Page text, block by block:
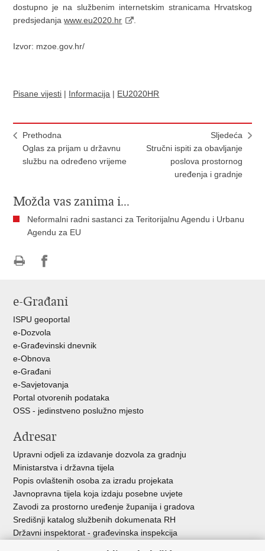
dostupno je na službenim internetskim stranicama Hrvatskog
predsjedanjawww.eu2020.hr .
Izvor: mzoe.gov.hr/
Pisane vijesti | Informacija | EU2020HR
Prethodna
Oglas za prijam u državnu
službu na određeno vrijeme
Sljedeća
Stručni ispiti za obavljanje
poslova prostornog
uređenja i gradnje
Možda vas zanima i...
Neformalni radni sastanci za Teritorijalnu Agendu i Urbanu
Agendu za EU
FacebookuTwitteru
e-Građani
ISPU geoportal
e-Dozvola
e-Građevinski dnevnik
e-Obnova
e-Građani
e-Savjetovanja
Portal otvorenih podataka
OSS - jedinstveno poslužno mjesto
Adresar
Upravni odjeli za izdavanje dozvola za gradnju
Ministarstva i državna tijela
Popis ovlaštenih osoba za izradu projekata
Javnopravna tijela koja izdaju posebne uvjete
Zavodi za prostorno uređenje županija i gradova
Središnji katalog službenih dokumenata RH
Državni inspektorat - građevinska inspekcija